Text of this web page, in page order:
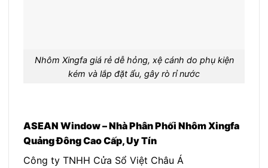
Nhôm Xingfa giá rẻ dễ hỏng, xệ cánh do phụ kiện
kém và lắp đặt ẩu, gây rò rỉ nước
ASEAN Window – Nhà Phân Phối Nhôm Xingfa
Quảng Đông Cao Cấp, Uy Tín
Công ty TNHH Cửa Sổ Việt Châu Á